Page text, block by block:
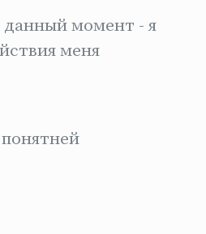
данный момент - я
меня